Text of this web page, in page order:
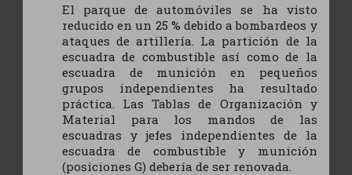
El parque de automóviles se ha visto
reducido en un 25 % debido a bombardeos y
ataques de artillería. La partición de la
escuadra de combustible así como de la
escuadra de munición en pequeños
grupos independientes ha resultado
práctica. Las Tablas de Organización y
Material para los mandos de las
escuadras y jefes independientes de la
escuadra de combustible y munición
(posiciones G) debería de ser renovada.